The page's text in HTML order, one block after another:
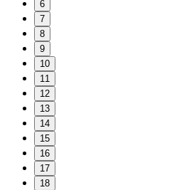
6
7
8
9
10
11
12
13
14
15
16
17
18